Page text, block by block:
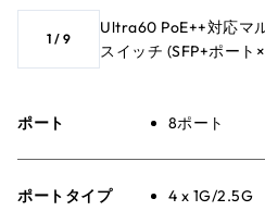
1 / 9
Ultra60 PoE++対応マ
スイッチ (SFP+ポート
ポート 8ポート
ポートタイプ
4 x 1G/2.5G